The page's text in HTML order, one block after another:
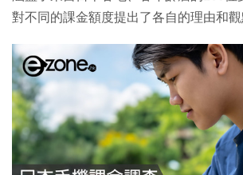
對不同的課金額度提出了各自的理由和觀